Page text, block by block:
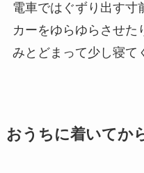
電車ではぐずり出す寸
カーをゆらゆらさせた
みとどまって少し寝て
おうちに着いてか